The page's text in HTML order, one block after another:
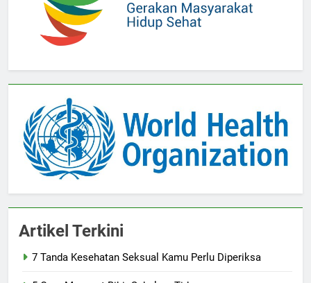
Artikel Terkini
7 Tanda Kesehatan Seksual Kamu Perlu Diperiksa